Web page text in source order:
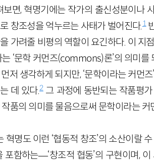
면, 혁명기에는 작가의 출신성분이나
창조성을 억누르는 사태가 벌어진다.1
가려줄 비평의 역할이 요긴하다. 이 지
‘문학 커먼즈(commons)론’의 의미를
생각하게 되지만, ‘문학이라는 커먼
데 있다.2그 과정에 동반되는 작품평
품의 의미를 물음으로써 문학이라는
혁명도 이런 ‘협동적 창조’의 소산이랄
함하는—‘창조적 협동’의 구현이며, 이